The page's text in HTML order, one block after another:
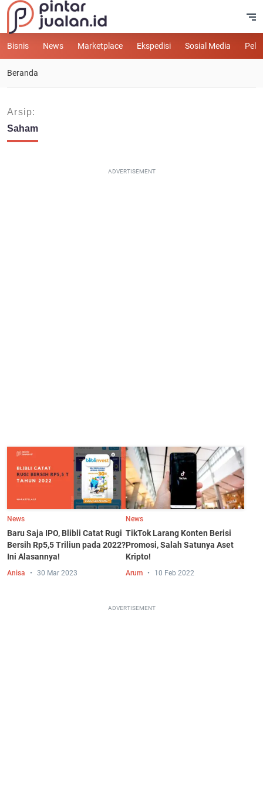
Bisnis News Marketplace Ekspedisi Sosial Media
Beranda
Arsip:
Saham
ADVERTISEMENT
News
Baru Saja IPO, Blibli Catat Rugi
Bersih Rp5,5 Triliun pada 2022?
Ini Alasannya!
Anisa 30 Mar 2023
News
TikTok Larang Konten Berisi
Promosi, Salah Satunya Aset
Kripto!
Arum 10 Feb 2022
ADVERTISEMENT